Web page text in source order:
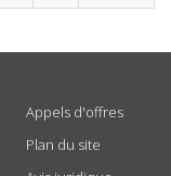
Appels d'offres
Plan du site